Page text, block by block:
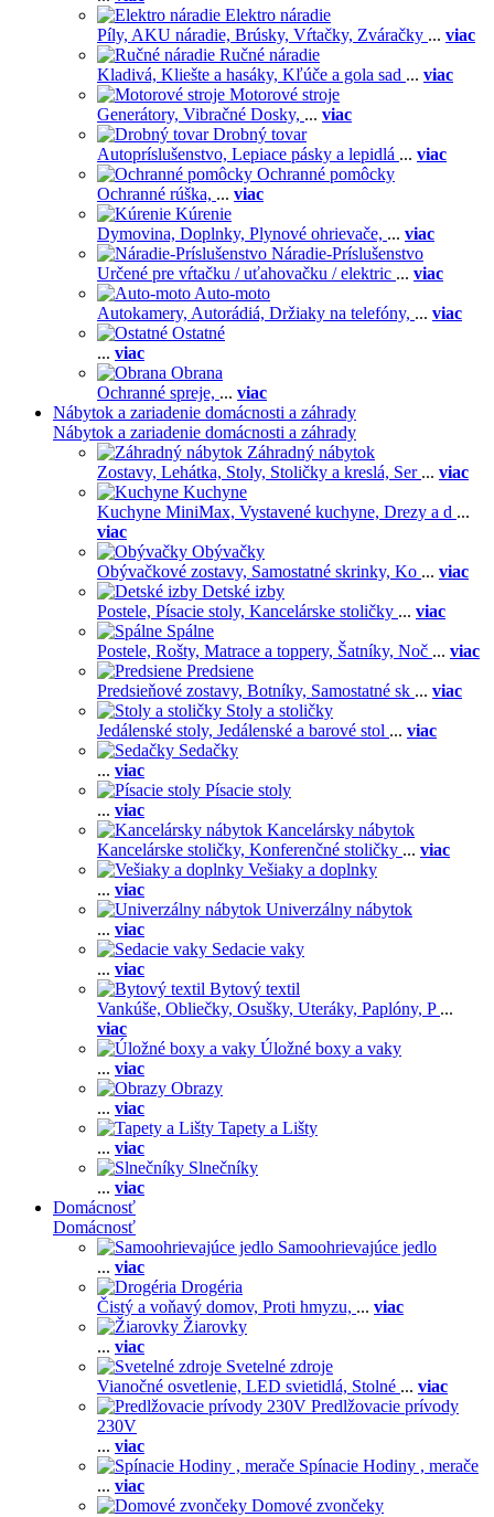
Elektro náradie
Píly, AKU náradie, Brúsky, Vŕtačky, Zváračky ... viac
Ručné náradie
Kladivá, Kliešte a hasáky, Kľúče a gola sad ... viac
Motorové stroje
Generátory, Vibračné Dosky, ... viac
Drobný tovar
Autopríslušenstvo, Lepiace pásky a lepidlá ... viac
Ochranné pomôcky
Ochranné rúška, ... viac
Kúrenie
Dymovina, Doplnky, Plynové ohrievače, ... viac
Náradie-Príslušenstvo
Určené pre vŕtačku / uťahovačku / elektric ... viac
Auto-moto
Autokamery, Autorádiá, Držiaky na telefóny, ... viac
Ostatné
... viac
Obrana
Ochranné spreje, ... viac
Nábytok a zariadenie domácnosti a záhrady
Nábytok a zariadenie domácnosti a záhrady
Záhradný nábytok
Zostavy, Lehátka, Stoly, Stoličky a kreslá, Ser ... viac
Kuchyne
Kuchyne MiniMax, Vystavené kuchyne, Drezy a d ...
viac
Obývačky
Obývačkové zostavy, Samostatné skrinky, Ko ... viac
Detské izby
Postele, Písacie stoly, Kancelárske stoličky ... viac
Spálne
Postele, Rošty, Matrace a toppery, Šatníky, Noč ... viac
Predsiene
Predsieňové zostavy, Botníky, Samostatné sk ... viac
Stoly a stoličky
Jedálenské stoly, Jedálenské a barové stol ... viac
Sedačky
... viac
Písacie stoly
... viac
Kancelársky nábytok
Kancelárske stoličky, Konferenčné stoličky ... viac
Vešiaky a doplnky
... viac
Univerzálny nábytok
... viac
Sedacie vaky
... viac
Bytový textil
Vankúše, Obliečky, Osušky, Uteráky, Paplóny, P ...
viac
Úložné boxy a vaky
... viac
Obrazy
... viac
Tapety a Lišty
... viac
Slnečníky
... viac
Domácnosť
Domácnosť
Samoohrievajúce jedlo
... viac
Drogéria
Čistý a voňavý domov, Proti hmyzu, ... viac
Žiarovky
... viac
Svetelné zdroje
Vianočné osvetlenie, LED svietidlá, Stolné ... viac
Predlžovacie prívody
230V
... viac
Spínacie Hodiny , merače
... viac
Domové zvončeky